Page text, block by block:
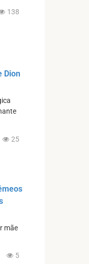
138
Dion
25
mãe
5